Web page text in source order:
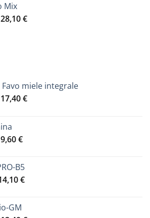
originale
era:
è:
Mix
Il
28,10€Il
miele integrale
Il
era:
20,60 €.
17,40€Il
Il
era:
11,40 €.
9,60€Il
è:
9,60 €.
B5
€Fascia
GM